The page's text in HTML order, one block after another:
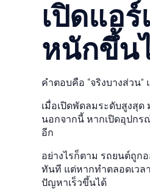
เปิดแอ
หนักขึ้น
คำตอบคือ “จริงบางส่วน
เมื่อเปิดพัดลมระดับสูงสุด
นอกจากนี้ หากเปิดอุปกร
อีก
อย่างไรก็ตาม รถยนต์ถูก
ทันที แต่หากทำตลอดเวล
ปัญหาเร็วขึ้นได้